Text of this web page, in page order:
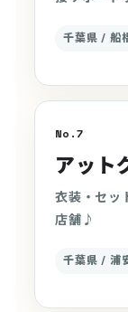
千葉県 / 船
No.7
アット
衣装・セッ
店舗♪
千葉県 / 浦